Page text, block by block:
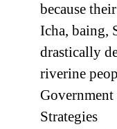
because
Icha, baing,
drastically
riverine
Strategies